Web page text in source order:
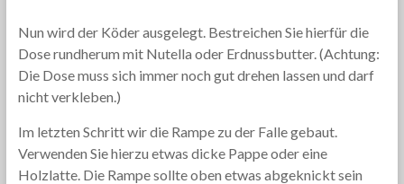
Nun wird der Köder ausgelegt. Bestreichen Sie hierfür die
Dose rundherum mit Nutella oder Erdnussbutter. (Achtung:
Die Dose muss sich immer noch gut drehen lassen und darf
nicht verkleben.)
Im letzten Schritt wir die Rampe zu der Falle gebaut.
Verwenden Sie hierzu etwas dicke Pappe oder eine
Holzlatte. Die Rampe sollte oben etwas abgeknickt sein